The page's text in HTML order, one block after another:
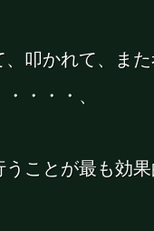
叩かれて、ま
・・・、
うことが最も効